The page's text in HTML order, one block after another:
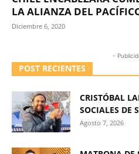
LA ALIANZA DEL
Diciembre 6, 2020
-
POST RECIENTES
CRISTÓBAL
SOCIALES DE
Agosto 7, 2026